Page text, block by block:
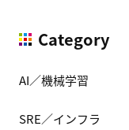
Category
AI／機械学習
SRE／インフラ